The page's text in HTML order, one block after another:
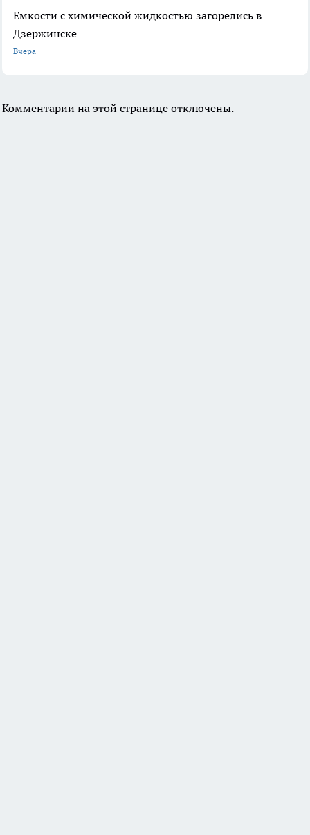
Емкости с химической жидкостью загорелись в
Дзержинске
Вчера
Комментарии на этой странице отключены.